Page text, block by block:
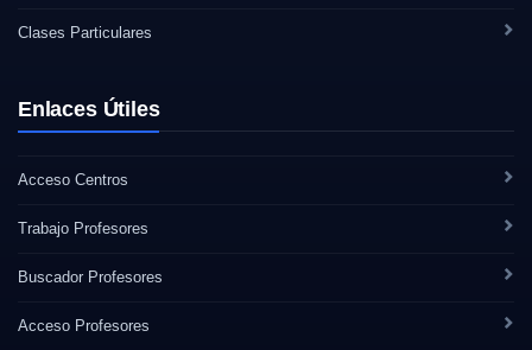
Clases Particulares
Enlaces Útiles
Acceso Centros
Trabajo Profesores
Buscador Profesores
Acceso Profesores